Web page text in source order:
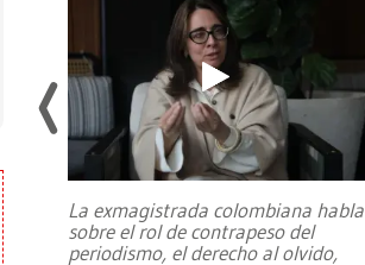
La exmagistrada colombiana habla
sobre el rol de contrapeso del
periodismo, el derecho al olvido,